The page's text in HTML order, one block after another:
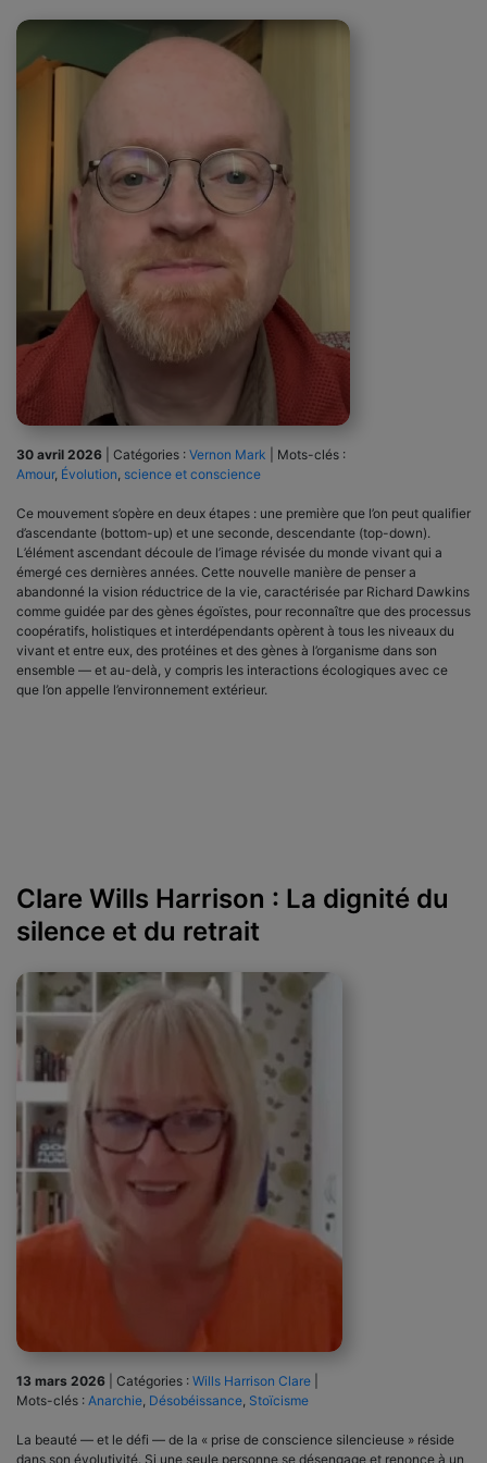
30 avril 2026 Catégories : Vernon Mark
Mots-clés :
Amour, Évolution science et conscience
Ce mouvement s’opère en deux étapes : une première que l’on peut qualifier
d’ascendante (bottom-up) et une seconde, descendante (top-down).
L’élément ascendant découle de l’image révisée du monde vivant qui a
émergé ces dernières années. Cette nouvelle manière de penser a
abandonné la vision réductrice de la vie, caractérisée par Richard Dawkins
comme guidée par des gènes égoïstes, pour reconnaître que des processus
coopératifs, holistiques et interdépendants opèrent à tous les niveaux du
vivant et entre eux, des protéines et des gènes à l’organisme dans son
ensemble — et au-delà, y compris les interactions écologiques avec ce
que l’on appelle l’environnement extérieur.
Clare Wills Harrison : La dignité du
silence et du retrait
13 mars 2026 Catégories : Wills Harrison Clare
Mots-clés : Anarchie, Désobéissance, Stoïcisme
La beauté — et le défi — de la « prise de conscience silencieuse » réside
dans son évolutivité. Si une seule personne se désengage et renonce à un